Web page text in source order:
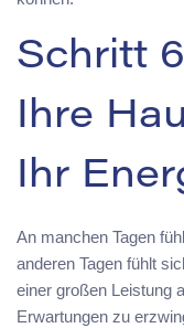
Schritt
Ihre
Ihr
An manchen Tagen
anderen Tagen fühlt
einer großen Leistung
Erwartungen zu